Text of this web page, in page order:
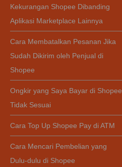
Kekurangan Shopee Dibanding
Aplikasi Marketplace Lainnya
Cara Membatalkan Pesanan Jika
Sudah Dikirim oleh Penjual di
Shopee
Ongkir yang Saya Bayar di Shopee
Tidak Sesuai
Cara Top Up Shopee Pay di ATM
Cara Mencari Pembelian yang
Dulu-dulu di Shopee